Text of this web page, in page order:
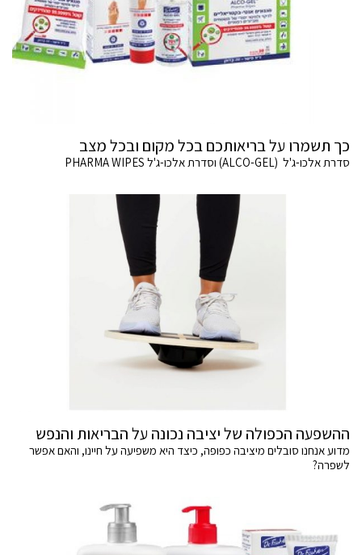
כך תשמרו על בריאותכם בכל מקום ובכל מצב
סדרת אלכו-ג'ל (ALCO-GEL) וסדרת אלכו-ג'ל PHARMA WIPES
ההשפעה הכפולה של יציבה נכונה על הבריאות והנפש
מדוע אנחנו סובלים מיציבה כפופה, כיצד היא משפיעה על חיינו, והאם אפשר
לשפרה?